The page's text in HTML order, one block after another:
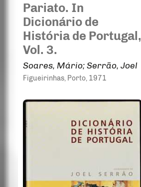
Pariato. In
Dicionário de
História de Portugal,
Vol. 3.
Soares, Mário; Serrão, Joel
Figueirinhas, Porto, 1971